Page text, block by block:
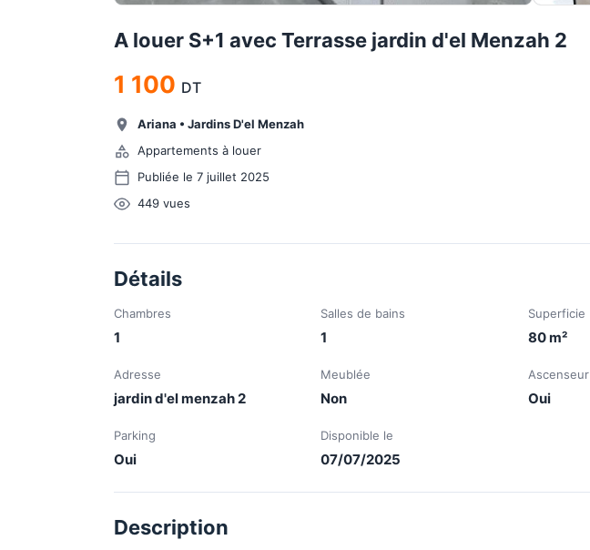
A louer S+1 avec Terrasse jardin d'el Menzah 2
1 100 DT
Ariana • Jardins D'el Menzah
Appartements à louer
Publiée le 7 juillet 2025
449vues
Détails
Chambres
1
Salles de bains
1
Superficie
80m²
Adresse
jardin d'el menzah 2
Meublée
Non
Ascenseur
Oui
Parking
Oui
Disponible le
07/07/2025
Description